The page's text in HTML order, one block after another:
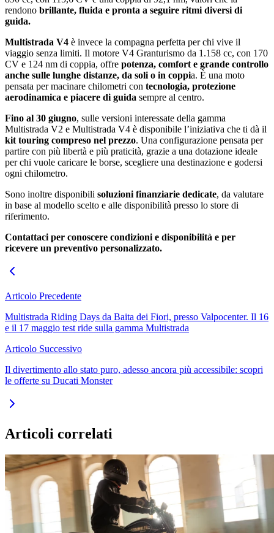
rendono brillante, fluida e pronta a seguire ritmi diversi di
guida.
Multistrada V4 è invece la compagna perfetta per chi vive il
viaggio senza limiti. Il motore V4 Granturismo da 1.158 cc, con 170
CV e 124 nm di coppia, offre potenza, comfort e grande controllo
anche sulle lunghe distanze, da soli o in coppia. È una moto
pensata per macinare chilometri con tecnologia, protezione
aerodinamica e piacere di guida sempre al centro.
Fino al 30 giugno, sulle versioni interessate della gamma
Multistrada V2 e Multistrada V4 è disponibile l’iniziativa che ti dà il
kit touring compreso nel prezzo. Una configurazione pensata per
partire con più libertà e più praticità, grazie a una dotazione ideale
per chi vuole caricare le borse, scegliere una destinazione e godersi
ogni chilometro.
Sono inoltre disponibili soluzioni finanziarie dedicate, da valutare
in base al modello scelto e alle disponibilità presso lo store di
riferimento.
Contattaci per conoscere condizioni e disponibilità e per
ricevere un preventivo personalizzato.
Articolo Precedente
Multistrada Riding Days da Baita dei Fiori, presso Valpocenter. Il 16
e il 17 maggio test ride sulla gamma Multistrada
Articolo Successivo
Il divertimento allo stato puro, adesso ancora più accessibile: scopri
le offerte su Ducati Monster
Articoli correlati